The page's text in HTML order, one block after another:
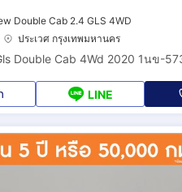
Double Cab 2.4 GLS 4WD
ประเวศ กรุงเทพมหานคร
Double Cab 4Wd 2020 1นข-
LINE